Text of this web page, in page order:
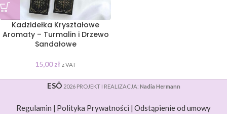
Kadzidełka Kryształowe
Aromaty – Turmalin i Drzewo
Sandałowe
15,00zł z VAT
ESÔ 2026 PROJEKT I REALIZACJA: Nadia Hermann
Regulamin | Polityka Prywatności | Odstąpienie od umowy